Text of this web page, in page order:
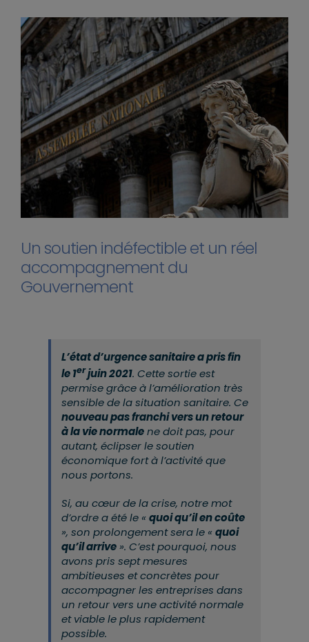
Un soutien indéfectible et un réel
accompagnement du
Gouvernement
L’état d’urgence sanitaire a pris fin
le 1erjuin 2021. Cette sortie est
permise grâce à l’amélioration très
sensible de la situation sanitaire. Ce
nouveau pas franchi vers un retour
à la vie normalene doit pas, pour
autant, éclipser le soutien
économique fort à l’activité que
nous portons.
Si, au cœur de la crise, notre mot
d’ordre a été le «quoi qu’il en coûte
», son prolongement sera le «quoi
qu’il arrive». C’est pourquoi, nous
avons pris sept mesures
ambitieuses et concrètes pour
accompagner les entreprises dans
un retour vers une activité normale
et viable le plus rapidement
possible.